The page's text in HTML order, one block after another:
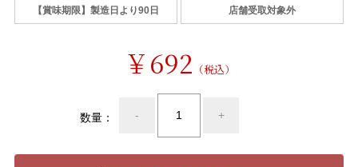
【賞味期限】製造日より90日 店舗受取対象外
￥692 （税込）
数量： - +